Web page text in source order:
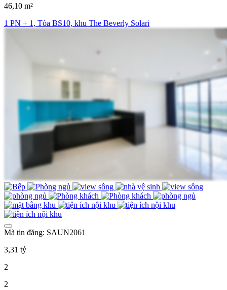
46,10 m²
1 PN + 1, Tòa BS10, khu The Beverly Solari
Mã tin đăng: SAUN2061
3,31 tỷ
2
2